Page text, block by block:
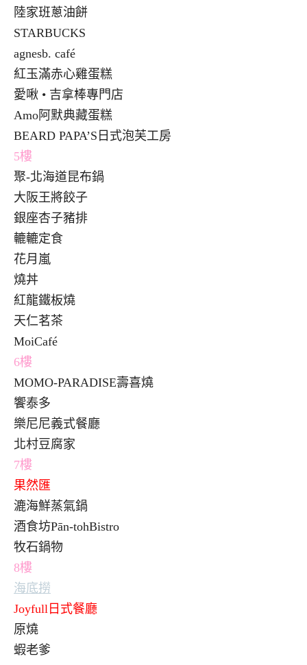
陸家班蔥油餅
STARBUCKS
agnesb. café
紅玉滿赤心雞蛋糕
愛啾 • 吉拿棒專門店
Amo阿默典藏蛋糕
BEARD PAPA’S日式泡芙工房
5樓
聚-北海道昆布鍋
大阪王將餃子
銀座杏子豬排
轆轆定食
花月嵐
燒丼
紅龍鐵板燒
天仁茗茶
MoiCafé
6樓
MOMO-PARADISE壽喜燒
饗泰多
樂尼尼義式餐廳
北村豆腐家
7樓
果然匯
漉海鮮蒸氣鍋
酒食坊Pān-tohBistro
牧石鍋物
8樓
海底撈
Joyfull 日式餐廳
原燒
蝦老爹